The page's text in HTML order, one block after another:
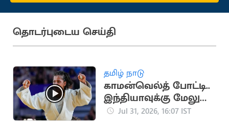
தொடர்புடைய செய்தி
தமிழ் நாடு
காமன்வெல்த் போட்டி..
இந்தியாவுக்கு மேலும்
ஒரு தங்கம்
Jul 31, 2026, 16:07 IST